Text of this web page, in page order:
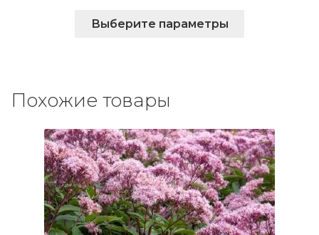
Выберите параметры
странице
товара.
Похожие товары